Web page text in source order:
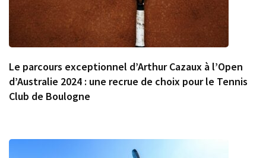
Le parcours exceptionnel d’Arthur Cazaux à l’Open
d’Australie 2024 : une recrue de choix pour le Tennis
Club de Boulogne